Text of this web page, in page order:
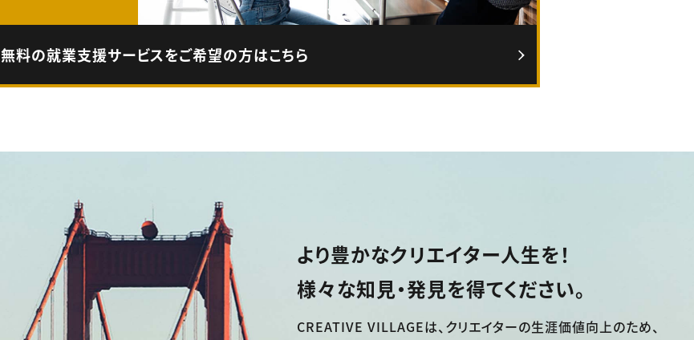
無料の就業支援サービスをご希望の方はこちら
より豊かなクリエイター人生を！
様々な知見・発見を得てください。
CREATIVE VILLAGEは、 クリエイターの生涯価値向上のため、